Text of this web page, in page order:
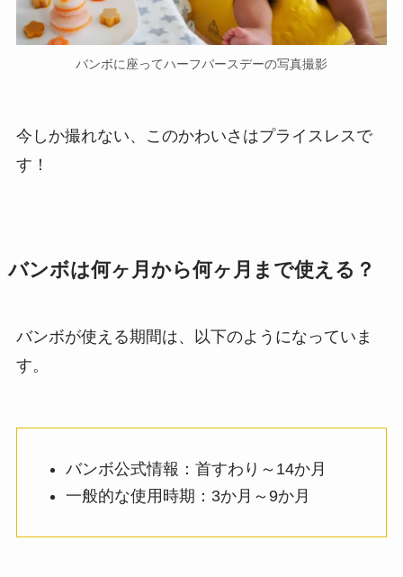
バンボに座ってハーフバースデーの写真撮影
今しか撮れない、このかわいさはプライスレスで
す！
バンボは何ヶ月から何ヶ月まで使える？
バンボが使える期間は、以下のようになっていま
す。
バンボ公式情報：首すわり～14か月
一般的な使用時期：3か月～9か月